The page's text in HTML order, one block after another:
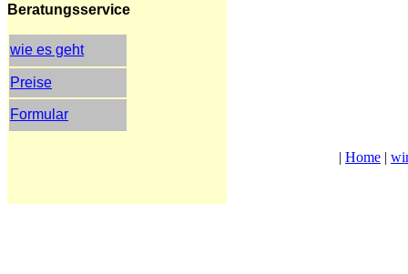
Beratungsservice
wie es geht
Preise
Formular
| Home |